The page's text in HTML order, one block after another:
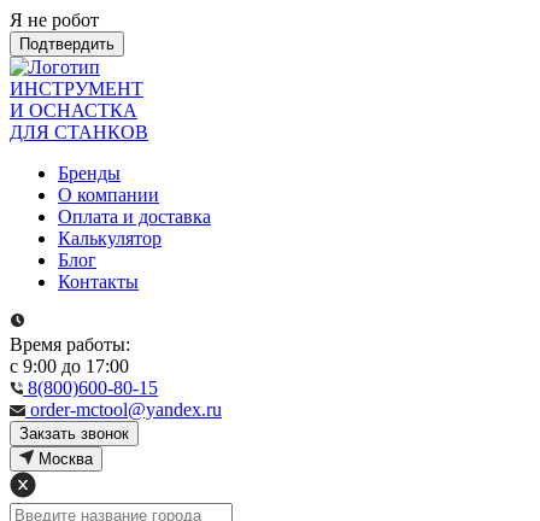
Я не робот
Подтвердить
ИНСТРУМЕНТ
И ОСНАСТКА
ДЛЯ СТАНКОВ
Бренды
О компании
Оплата и доставка
Калькулятор
Блог
Контакты
Время работы:
с 9:00 до 17:00
8(800)600-80-15
order-mctool@yandex.ru
Закзать звонок
Москва